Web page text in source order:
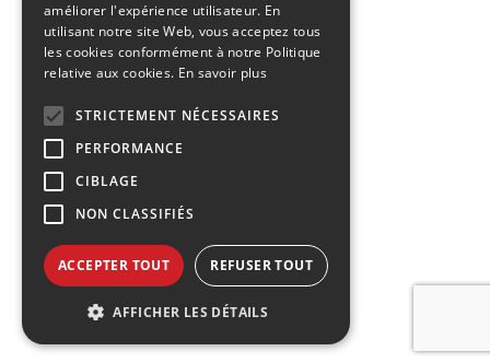
améliorer l'expérience utilisateur. En
utilisant notre site Web, vous acceptez tous
les cookies conformément à notre Politique
relative aux cookies. En savoir plus
STRICTEMENT NÉCESSAIRES
PERFORMANCE
CIBLAGE
NON CLASSIFIÉS
ACCEPTER TOUT REFUSER TOUT
AFFICHER LES DÉTAILS